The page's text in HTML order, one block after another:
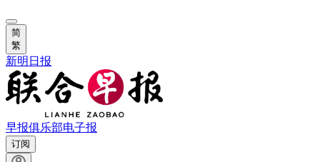
简
繁
新明日报
早报俱乐部电子报
订阅